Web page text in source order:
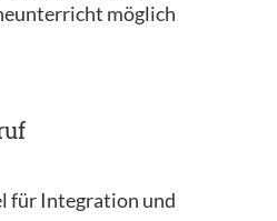
möglich
für Integration und